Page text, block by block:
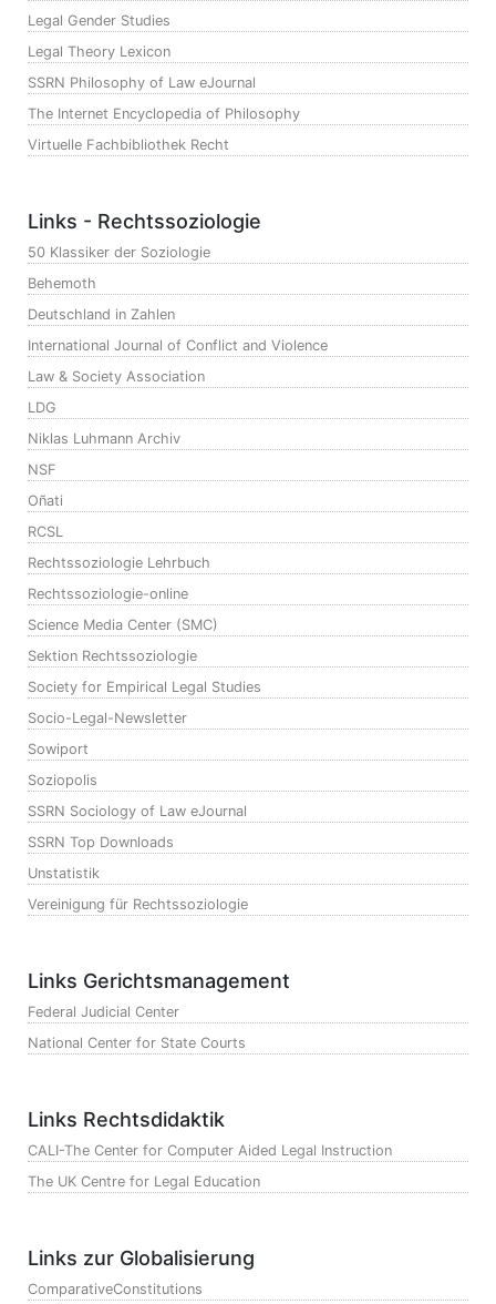
Legal Gender Studies
Legal Theory Lexicon
SSRN Philosophy of Law eJournal
The Internet Encyclopedia of Philosophy
Virtuelle Fachbibliothek Recht
Links - Rechtssoziologie
50 Klassiker der Soziologie
Behemoth
Deutschland in Zahlen
International Journal of Conflict and Violence
Law & Society Association
LDG
Niklas Luhmann Archiv
NSF
Oñati
RCSL
Rechtssoziologie Lehrbuch
Rechtssoziologie-online
Science Media Center (SMC)
Sektion Rechtssoziologie
Society for Empirical Legal Studies
Socio-Legal-Newsletter
Sowiport
Soziopolis
SSRN Sociology of Law eJournal
SSRN Top Downloads
Unstatistik
Vereinigung für Rechtssoziologie
Links Gerichtsmanagement
Federal Judicial Center
National Center for State Courts
Links Rechtsdidaktik
CALI-The Center for Computer Aided Legal Instruction
The UK Centre for Legal Education
Links zur Globalisierung
ComparativeConstitutions